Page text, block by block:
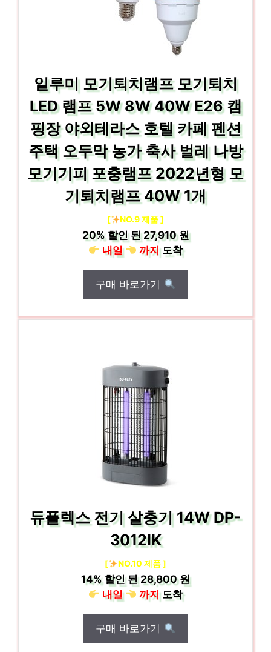
일루미 모기퇴치램프 모기퇴치
LED 램프 5W 8W 40W E26 캠
핑장 야외테라스 호텔 카페 펜션
주택 오두막 농가 축사 벌레 나방
모기기피 포충램프 2022년형 모
기퇴치램프 40W 1개
[ NO.9 제품 ]
20%할인 된27,910 원
내일
까지도착
구매 바로가기
듀플렉스 전기 살충기 14W DP-
3012IK
[ NO.10 제품 ]
14%할인 된28,800 원
내일
까지도착
구매 바로가기